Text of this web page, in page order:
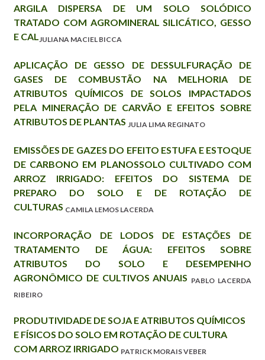
ARGILA DISPERSA DE UM SOLO SOLÓDICO
TRATADO COM AGROMINERAL SILICÁTICO, GESSO
E CAL JULIANA MACIEL BICCA
APLICAÇÃO DE GESSO DE DESSULFURAÇÃO DE
GASES DE COMBUSTÃO NA MELHORIA DE
ATRIBUTOS QUÍMICOS DE SOLOS IMPACTADOS
PELA MINERAÇÃO DE CARVÃO E EFEITOS SOBRE
ATRIBUTOS DE PLANTAS JULIA LIMA REGINATO
EMISSÕES DE GAZES DO EFEITO ESTUFA E ESTOQUE
DE CARBONO EM PLANOSSOLO CULTIVADO COM
ARROZ IRRIGADO: EFEITOS DO SISTEMA DE
PREPARO DO SOLO E DE ROTAÇÃO DE
CULTURAS CAMILA LEMOS LACERDA
INCORPORAÇÃO DE LODOS DE ESTAÇÕES DE
TRATAMENTO DE ÁGUA: EFEITOS SOBRE
ATRIBUTOS DO SOLO E DESEMPENHO
AGRONÔMICO DE CULTIVOS ANUAIS PABLO LACERDA
RIBEIRO
PRODUTIVIDADE DE SOJA E ATRIBUTOS QUÍMICOS
E FÍSICOS DO SOLO EM ROTAÇÃO DE CULTURA
COM ARROZ IRRIGADO PATRICK MORAIS VEBER